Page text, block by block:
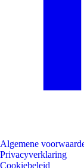
Algemene
Privacyverklaring
Cookiebeleid